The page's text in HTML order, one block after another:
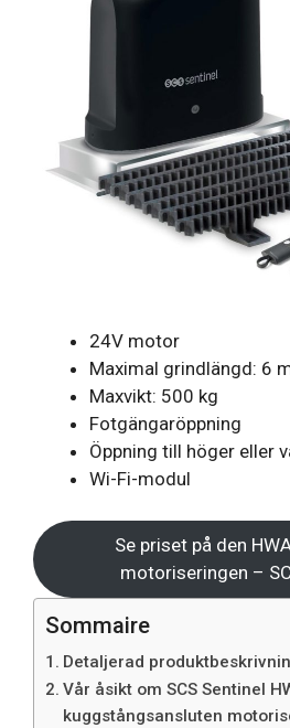
24V motor
Maximal grindlängd: 6
Maxvikt: 500 kg
Fotgängaröppning
Öppning till höger eller
Wi-Fi-modul
Se priset på den
motoriseringen –
Sommaire
Detaljerad
Vår åsikt om SCS Sentinel
kuggstångsansluten